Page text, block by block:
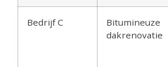
Bedrijf C
Bitumineuze
dakrenovatie